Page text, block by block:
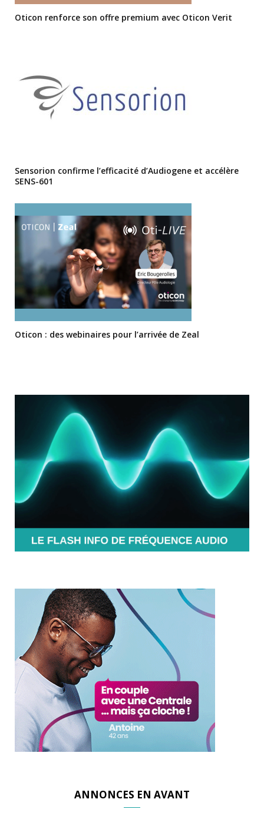
Oticon renforce son offre premium avec Oticon Verit
Sensorion confirme l’efficacité d’Audiogene et accélère
SENS-601
Oticon : des webinaires pour l’arrivée de Zeal
ANNONCES EN AVANT